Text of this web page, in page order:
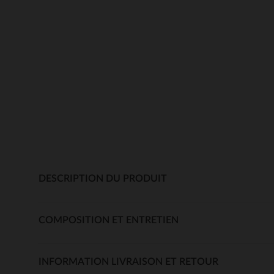
DESCRIPTION DU PRODUIT
COMPOSITION ET ENTRETIEN
INFORMATION LIVRAISON ET RETOUR